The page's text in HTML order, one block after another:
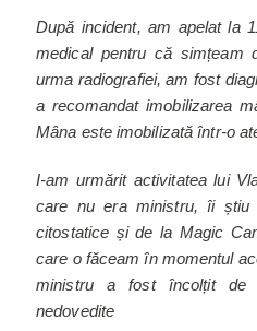
După incident, am apelat la
medical pentru că simțeam
urma radiografiei, am fost
a recomandat imobilizarea
Mâna este imobilizată într-o
I-am urmărit activitatea lui
care nu era ministru, îi știu
citostatice și de la Magic
care o făceam în momentul
ministru a fost încolțit de
nedovedite